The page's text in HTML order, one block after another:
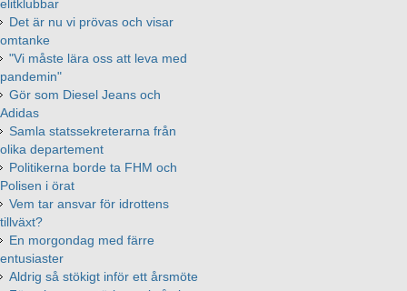
elitklubbar
Det är nu vi prövas och visar
omtanke
"Vi måste lära oss att leva med
pandemin"
Gör som Diesel Jeans och
Adidas
Samla statssekreterarna från
olika departement
Politikerna borde ta FHM och
Polisen i örat
Vem tar ansvar för idrottens
tillväxt?
En morgondag med färre
entusiaster
Aldrig så stökigt inför ett årsmöte